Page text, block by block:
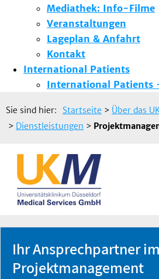
Mediathek: Info-Filme
Veranstaltungen
Lageplan & Anfahrt
Kontakt
International Patients
International Patients
Sie sind hier: Startseite > Über das
> Dienstleistungen >
Ihr Ansprechpartner im
Projektmanagement